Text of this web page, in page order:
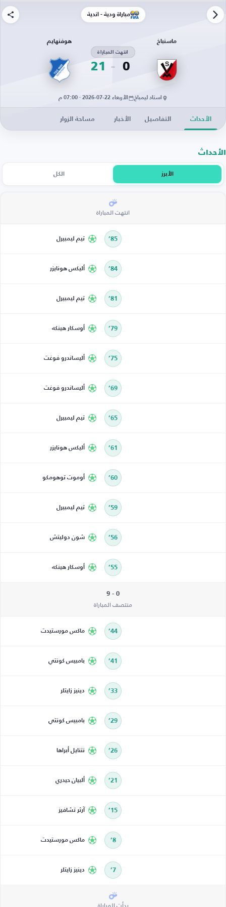
مباراة ودية - أندية
ماسنباخ
0
انتهت المباراة
21
هوفنهايم
استاد ليمباخ الأربعاء 22-07-2026 · 07:00 م
الأحداث التفاصيل الأخبار مساحة الزوار
الأحداث
الأبرز الكل
انتهت المباراة
85’ تيم ليمبيرل
84’ أليكس هونايزر
81’ تيم ليمبيرل
79’ أوسكار هينكه
75’ أليساندرو فوغت
69’ أليساندرو فوغت
65’ تيم ليمبيرل
61’ أليكس هونايزر
60’ أوموت توهومكو
59’ تيم ليمبيرل
56’ شون دوليتش
55’ أوسكار هينكه
0 - 9
منتصف المباراة
44’ ماكس مورستيدت
41’ بامبيس كونتي
33’ دينيز زايتلر
29’ بامبيس كونتي
26’ نتنايل أبراها
21’ ألبيان حيدري
15’ آرثر تشافيز
8’ ماكس مورستيدت
7’ دينيز زايتلر